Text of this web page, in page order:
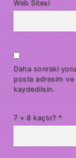
Web Sitesi
Daha sonraki
posta adresim ve
kaydedilsin.
7 + 8 kaçtır? *